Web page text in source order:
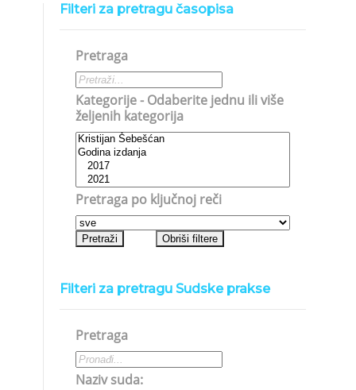
Filteri za pretragu časopisa
Pretraga
Kategorije - Odaberite jednu ili više
željenih kategorija
Pretraga po ključnoj reči
Filteri za pretragu Sudske prakse
Pretraga
Naziv suda: